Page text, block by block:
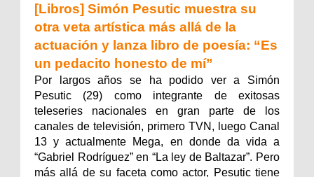
[Libros] Simón Pesutic muestra su
otra veta artística más allá de la
actuación y lanza libro de poesía: “Es
un pedacito honesto de mí”
Por largos años se ha podido ver a Simón
Pesutic (29) como integrante de exitosas
teleseries nacionales en gran parte de los
canales de televisión, primero TVN, luego Canal
13 y actualmente Mega, en donde da vida a
“Gabriel Rodríguez” en “La ley de Baltazar”. Pero
más allá de su faceta como actor, Pesutic tiene